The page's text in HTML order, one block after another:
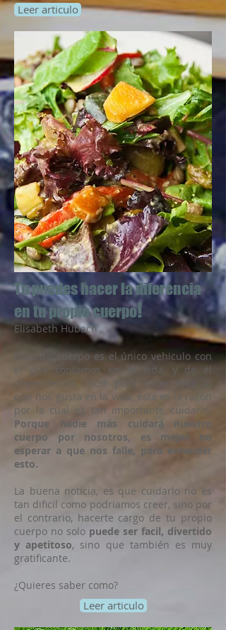
Leer articulo
Tu puedes hacer la diferencia
en tu propio cuerpo!
Elisabeth Hubach
Nuestro cuerpo es el único vehiculo con
el que contamos en la vida, y de él
dependemos 100% para hacer todo lo
que nos gusta en la vida; esta es la razón
por la cual es tan importante cuidarlo.
Porque nadie más cuidará nuestro
cuerpo por nosotros, es mejor no
esperar a que nos falle, para entender
esto.
La buena noticia, es que cuidarlo no es
tan dificil como podriamos creer, sino por
el contrario, hacerte cargo de tu propio
cuerpo no solo puede ser facil, divertido
y apetitoso, sino que también es muy
gratificante.
¿Quieres saber como?
Leer articulo